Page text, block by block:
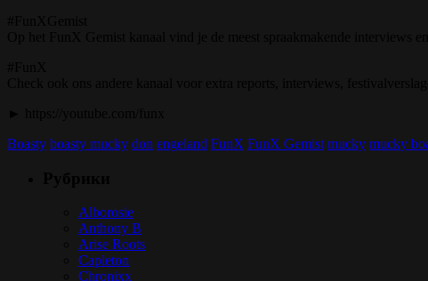
Boasty boasty mucky don engeland FunX FunX Gemist mucky mucky
Alborosie
Anthony B
Arise Roots
Capleton
Chronixx